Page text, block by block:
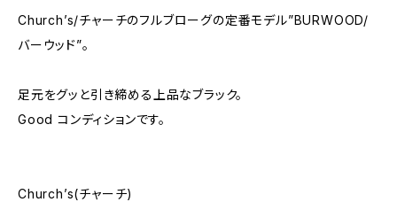
Church’s/チャーチのフルブローグの定番モデル”BURWOOD/
バーウッド”。
足元をグッと引き締める上品なブラック。
Good コンディションです。
Church’s(チャーチ)